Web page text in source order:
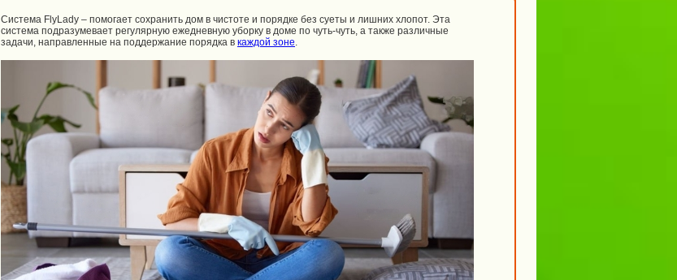
Система FlyLady – помогает сохранить дом в чистоте и порядке без суеты и лишних хлопот. Эта
система подразумевает регулярную ежедневную уборку в доме по чуть-чуть, а также различные
задачи, направленные на поддержание порядка в каждой зоне.